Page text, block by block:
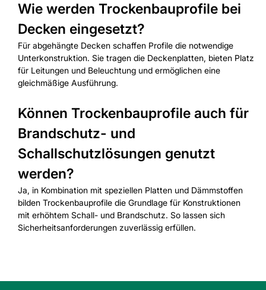
Wie werden Trockenbauprofile bei
Decken eingesetzt?
Für abgehängte Decken schaffen Profile die notwendige
Unterkonstruktion. Sie tragen die Deckenplatten, bieten Platz
für Leitungen und Beleuchtung und ermöglichen eine
gleichmäßige Ausführung.
Können Trockenbauprofile auch für
Brandschutz- und
Schallschutzlösungen genutzt
werden?
Ja, in Kombination mit speziellen Platten und Dämmstoffen
bilden Trockenbauprofile die Grundlage für Konstruktionen
mit erhöhtem Schall- und Brandschutz. So lassen sich
Sicherheitsanforderungen zuverlässig erfüllen.